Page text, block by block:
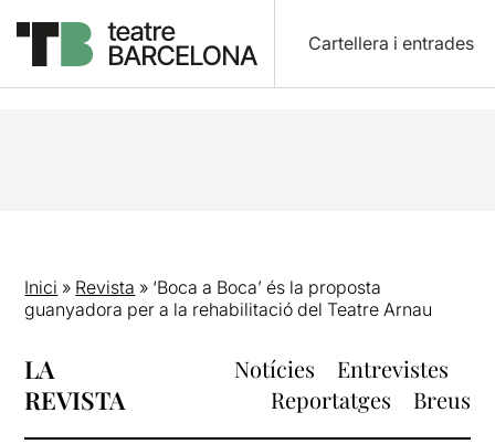
Cartellera i entrades
Inici » Revista » ‘Boca a Boca’ és la proposta
guanyadora per a la rehabilitació del Teatre Arnau
LA
REVISTA
Notícies
Entrevistes
Reportatges
Breus